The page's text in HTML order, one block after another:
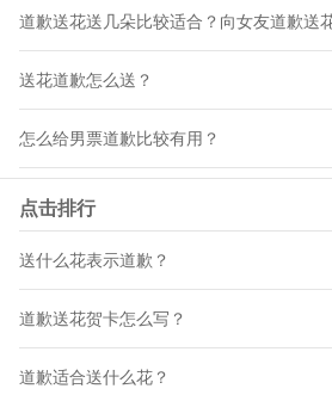
道歉送花送几朵比较适合？向女友道歉送
送花道歉怎么送？
怎么给男票道歉比较有用？
点击排行
送什么花表示道歉？
道歉送花贺卡怎么写？
道歉适合送什么花？